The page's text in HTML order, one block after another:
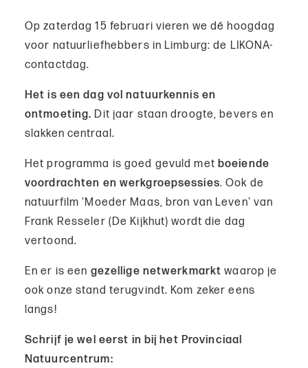
Op zaterdag 15 februari vieren we dé hoogdag
voor natuurliefhebbers in Limburg: de LIKONA-
contactdag.
Het is een dag vol natuurkennis en
ontmoeting. Dit jaar staan droogte, bevers en
slakken centraal.
Het programma is goed gevuld met boeiende
voordrachten en werkgroepsessies. Ook de
natuurfilm 'Moeder Maas, bron van Leven' van
Frank Resseler (De Kijkhut) wordt die dag
vertoond.
En er is een gezellige netwerkmarkt waarop je
ook onze stand terugvindt. Kom zeker eens
langs!
Schrijf je wel eerst in bij het Provinciaal
Natuurcentrum: